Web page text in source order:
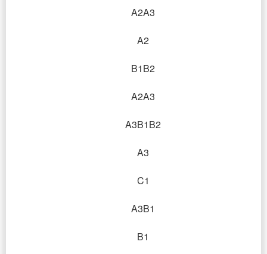
A2A3
A2
B1B2
A2A3
A3B1B2
A3
C1
A3B1
B1